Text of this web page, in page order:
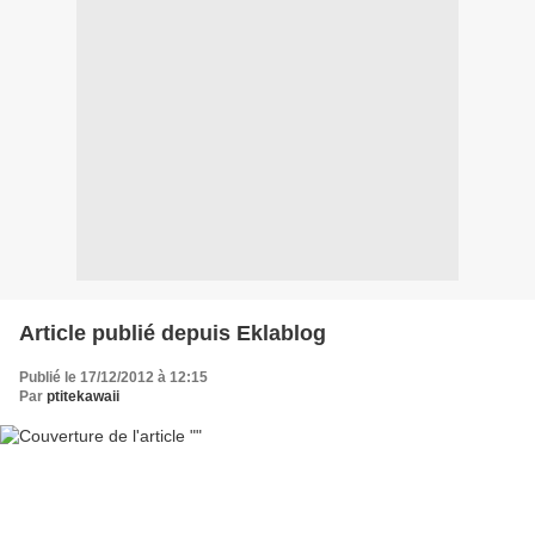
Article publié depuis Eklablog
Publié le 17/12/2012 à 12:15
Par ptitekawaii